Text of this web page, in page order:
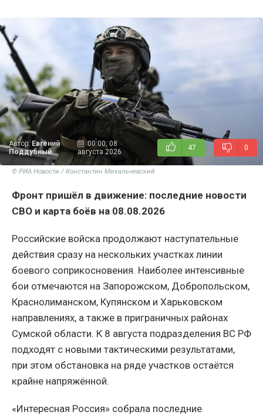
Автор: Евгений
Поддубный
00:00, 08
августа 2026
47 0
© РИА Новости / Константин Михальчевский
Фронт пришёл в движение: последние новости
СВО и карта боёв на 08.08.2026
Российские войска продолжают наступательные
действия сразу на нескольких участках линии
боевого соприкосновения. Наиболее интенсивные
бои отмечаются на Запорожском, Добропольском,
Краснолиманском, Купянском и Харьковском
направлениях, а также в приграничных районах
Сумской области. К 8 августа подразделения ВС РФ
подходят с новыми тактическими результатами,
при этом обстановка на ряде участков остаётся
крайне напряжённой.
«Интересная Россия» собрала последние